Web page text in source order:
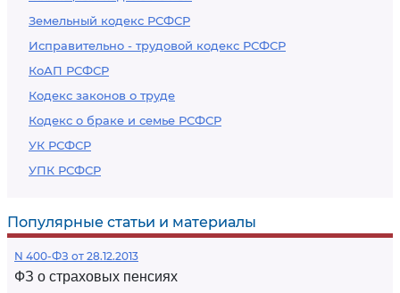
Земельный кодекс РСФСР
Исправительно - трудовой кодекс РСФСР
КоАП РСФСР
Кодекс законов о труде
Кодекс о браке и семье РСФСР
УК РСФСР
УПК РСФСР
Популярные статьи и материалы
N 400-ФЗ от 28.12.2013
ФЗ о страховых пенсиях